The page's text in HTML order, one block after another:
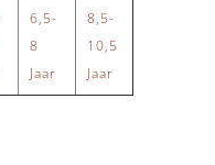
6,5-
8
Jaar
8,5-
10,5
Jaar